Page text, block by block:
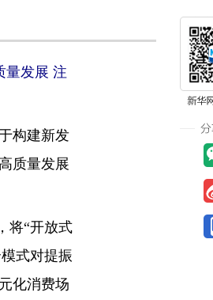
量发展 注
构建新发
质量发展
将“开放式
式对提振
化消费场